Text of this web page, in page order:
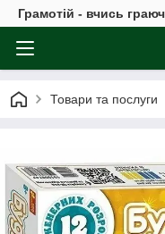
Грамотій - вчись
Товари та послуги